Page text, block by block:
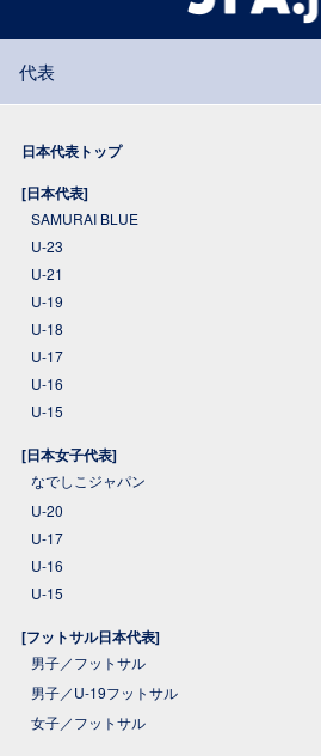
代表
日本代表トップ
[日本代表]
SAMURAI BLUE
U-23
U-21
U-19
U-18
U-17
U-16
U-15
[日本女子代表]
なでしこジャパン
U-20
U-17
U-16
U-15
[フットサル日本代表]
男子／フットサル
男子／U-19フットサル
女子／フットサル